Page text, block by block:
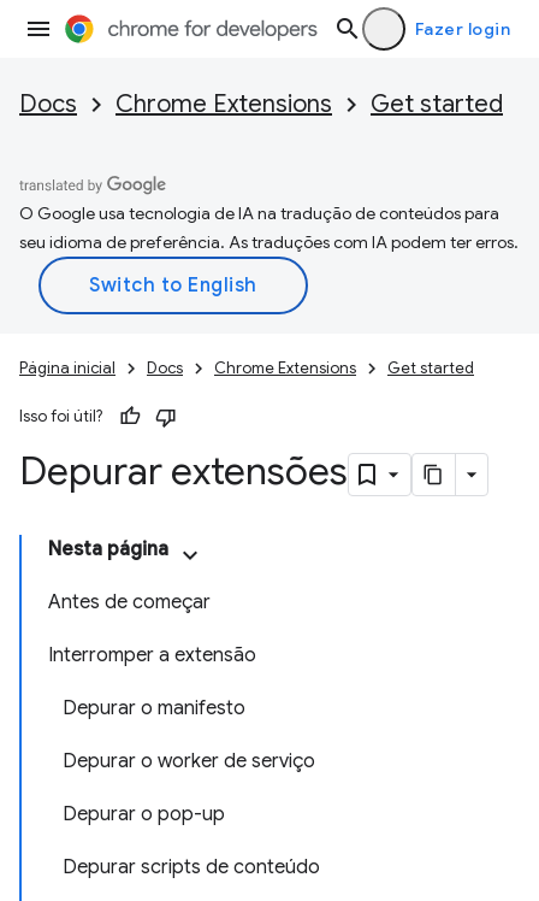
Fazer login
Docs Chrome Extensions Get started
O Google usa tecnologia de IA na tradução de conteúdos para
seu idioma de preferência. As traduções com IA podem ter erros.
Página inicial Docs Chrome Extensions Get started
Isso foi útil?
Depurar extensões
Nesta página
Antes de começar
Interromper a extensão
Depurar o manifesto
Depurar o worker de serviço
Depurar o pop-up
Depurar scripts de conteúdo